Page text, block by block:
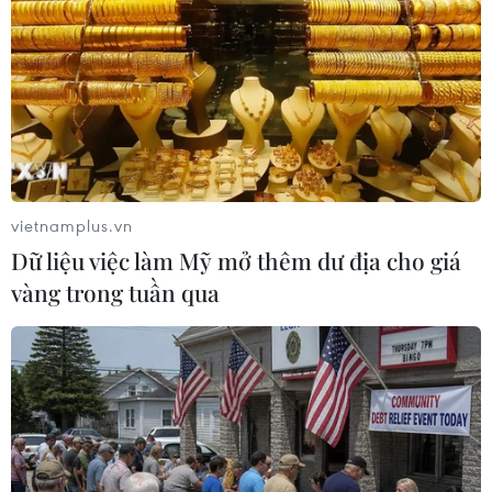
Bắc Bộ trời hửng nắng, từ Trung Bộ trở
vào có mưa và dông
12/11/2016 01:36
Theo Trung tâm dự báo Khí tượng Thủy văn Trung ương,
ngày 12/11, Bắc Bộ trời hửng nắng; trong khi đó Trung
Bộ, Tây Nguyên và Nam Bộ có mưa và dông.
vietnamplus.vn
Dữ liệu việc làm Mỹ mở thêm dư địa cho giá
vàng trong tuần qua